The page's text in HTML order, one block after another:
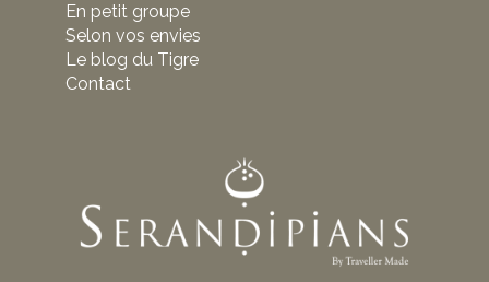
En petit groupe
Selon vos envies
Le blog du Tigre
Contact